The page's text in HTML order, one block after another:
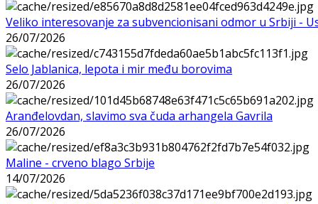
Veliko interesovanje za subvencionisani odmor u Srbiji -
26/07/2026
Selo Jablanica, lepota i mir među borovima
26/07/2026
Aranđelovdan, slavimo sva čuda arhangela Gavrila
26/07/2026
Maline - crveno blago Srbije
14/07/2026